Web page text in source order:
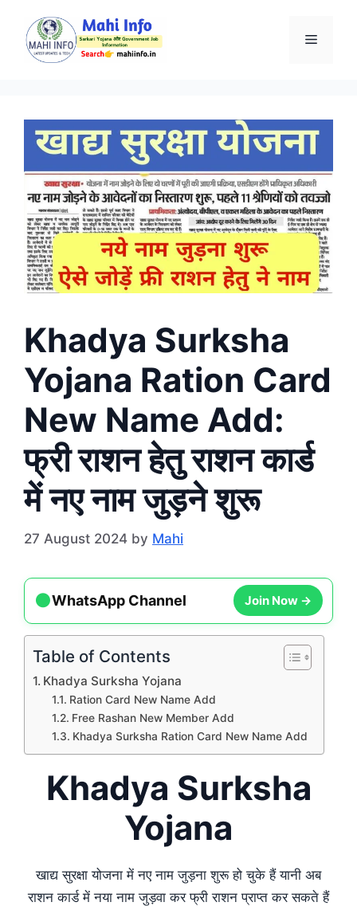
content
Menu
Khadya Surksha
Yojana Ration Card
New Name Add:
फ्री राशन हेतु राशन कार्ड
में नए नाम जुड़ने शुरू
27 August 2024 by Mahi
●WhatsApp Channel Join Now →
Table of Contents
Khadya Surksha Yojana
Ration Card New Name Add
Free Rashan New Member Add
Khadya Surksha Ration Card New Name Add
Khadya Surksha
Yojana
खाद्य सुरक्षा योजना में नए नाम जुड़ना शुरू हो चुके हैं यानी अब
राशन कार्ड में नया नाम जुड़वा कर फ्री राशन प्राप्त कर सकते हैं